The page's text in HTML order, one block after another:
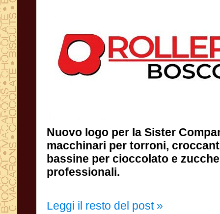
Nuovo logo per la Sister
macchinari per torroni,
bassine per cioccolato e
professionali.
Leggi il resto del post »